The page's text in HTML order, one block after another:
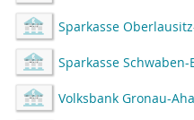
Sparkasse
Sparkasse Schwaben-
Volksbank Gronau-